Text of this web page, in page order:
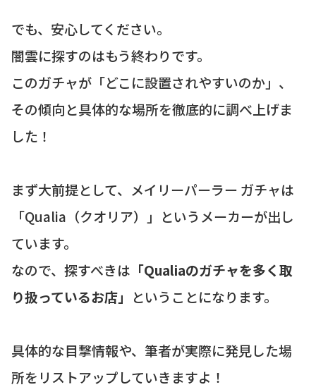
でも、安心してください。
闇雲に探すのはもう終わりです。
このガチャが「どこに設置されやすいのか」、
その傾向と具体的な場所を徹底的に調べ上げま
した！
まず大前提として、メイリーパーラー ガチャは
「Qualia（クオリア）」というメーカーが出し
ています。
なので、探すべきは 「Qualiaのガチャを多く取
り扱っているお店」 ということになります。
具体的な目撃情報や、筆者が実際に発見した場
所をリストアップしていきますよ！